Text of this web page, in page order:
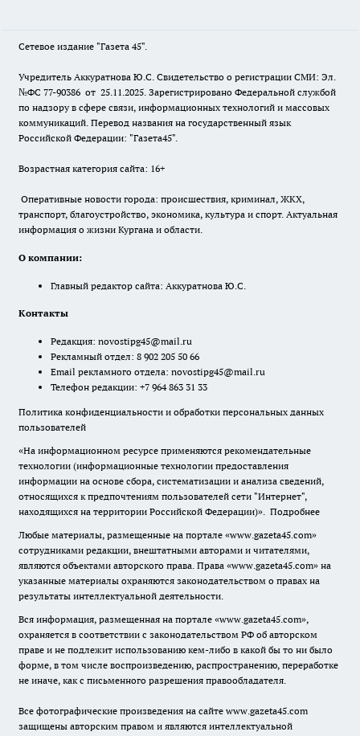
Сетевое издание "Газета 45".
Учредитель Аккуратнова Ю.С. Свидетельство о регистрации СМИ: Эл.
№ФС 77-90386 от 25.11.2025. Зарегистрировано Федеральной службой
по надзору в сфере связи, информационных технологий и массовых
коммуникаций. Перевод названия на государственный язык
Российской Федерации: "Газета45".
Возрастная категория сайта: 16+
Оперативные новости города: происшествия, криминал, ЖКХ,
транспорт, благоустройство, экономика, культура и спорт. Актуальная
информация о жизни Кургана и области.
О компании:
Главный редактор сайта: Аккуратнова Ю.С.
Контакты
Редакция: novostipg45@mail.ru
Рекламный отдел: 8 902 205 50 66
Email рекламного отдела: novostipg45@mail.ru
Телефон редакции: +7 964 863 31 33
Политика конфиденциальности и обработки персональных данных
пользователей
«На информационном ресурсе применяются рекомендательные
технологии (информационные технологии предоставления
информации на основе сбора, систематизации и анализа сведений,
относящихся к предпочтениям пользователей сети "Интернет",
находящихся на территории Российской Федерации)». Подробнее
Любые материалы, размещенные на портале «www.gazeta45.com»
сотрудниками редакции, внештатными авторами и читателями,
являются объектами авторского права. Права «www.gazeta45.com» на
указанные материалы охраняются законодательством о правах на
результаты интеллектуальной деятельности.
Вся информация, размещенная на портале «www.gazeta45.com»,
охраняется в соответствии с законодательством РФ об авторском
праве и не подлежит использованию кем-либо в какой бы то ни было
форме, в том числе воспроизведению, распространению, переработке
не иначе, как с письменного разрешения правообладателя.
Все фотографические произведения на сайте www.gazeta45.com
защищены авторским правом и являются интеллектуальной